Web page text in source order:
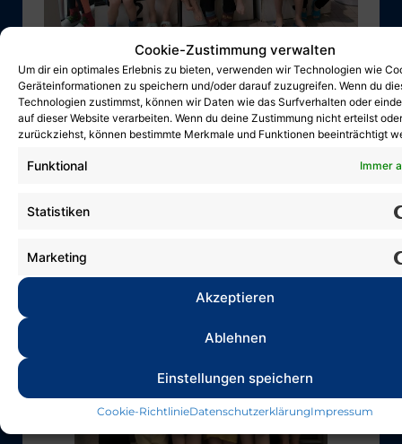
Cookie-Zustimmung verwalten
Um dir ein optimales Erlebnis zu bieten, verwenden wir Technologien wie
Geräteinformationen zu speichern und/oder darauf zuzugreifen. Wenn du
Technologien zustimmst, können wir Daten wie das Surfverhalten oder
auf dieser Website verarbeiten. Wenn du deine Zustimmung nicht erteilst oder
zurückziehst, können bestimmte Merkmale und Funktionen beeinträchtigt
Funktional Immer
Statistiken
Marketing
Akzeptieren
Ablehnen
Einstellungen speichern
Cookie-RichtlinieDatenschutzerklärungImpressum
Deutsche
Kindermeisterschaft
30. März 2026